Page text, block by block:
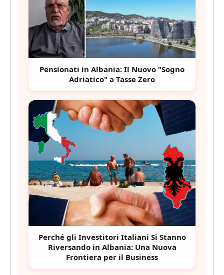
Pensionati in Albania: Il Nuovo "Sogno
Adriatico" a Tasse Zero
Perché gli Investitori Italiani Si Stanno
Riversando in Albania: Una Nuova
Frontiera per il Business